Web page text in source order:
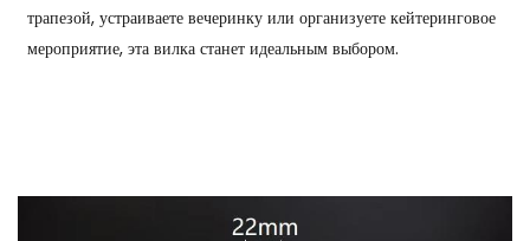
трапезой, устраиваете вечеринку или организуете кейтеринговое
мероприятие, эта вилка станет идеальным выбором.